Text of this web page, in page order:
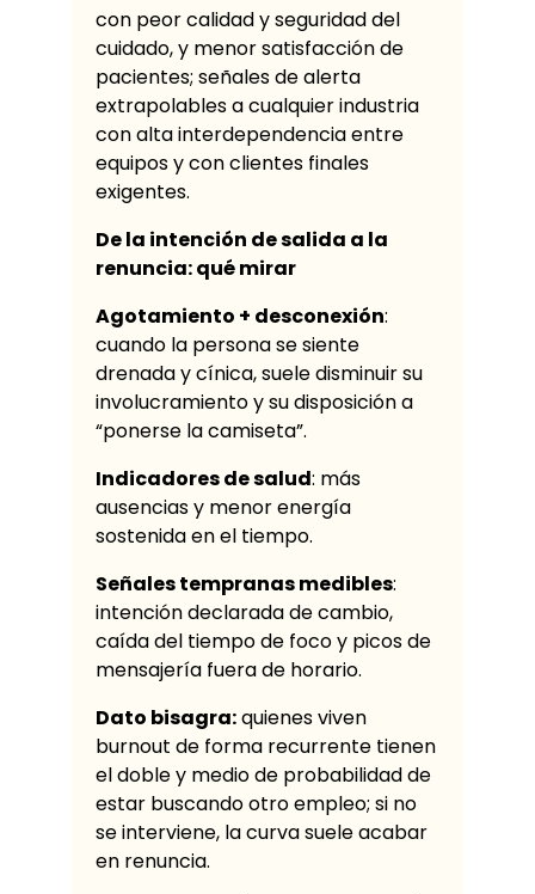
con peor calidad y seguridad del
cuidado, y menor satisfacción de
pacientes; señales de alerta
extrapolables a cualquier industria
con alta interdependencia entre
equipos y con clientes finales
exigentes.
De la intención de salida a la
renuncia: qué mirar
Agotamiento + desconexión:
cuando la persona se siente
drenada y cínica, suele disminuir su
involucramiento y su disposición a
“ponerse la camiseta”.
Indicadores de salud: más
ausencias y menor energía
sostenida en el tiempo.
Señales tempranas medibles:
intención declarada de cambio,
caída del tiempo de foco y picos de
mensajería fuera de horario.
Dato bisagra:quienes viven
burnout de forma recurrente tienen
el doble y medio de probabilidad de
estar buscando otro empleo; si no
se interviene, la curva suele acabar
en renuncia.